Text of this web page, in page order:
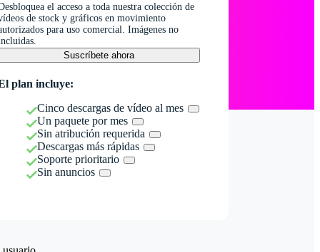
el acceso a toda nuestra colección de
de stock y gráficos en movimiento
para uso comercial. Imágenes no
Suscríbete ahora
plan incluye:
Cinco descargas de vídeo al mes
Un paquete por mes
Sin atribución requerida
Descargas más rápidas
Soporte prioritario
Sin anuncios